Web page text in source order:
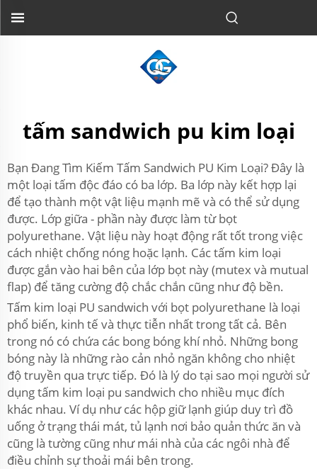
tấm sandwich pu kim loại
Bạn Đang Tìm Kiếm Tấm Sandwich PU Kim Loại? Đây là
một loại tấm độc đáo có ba lớp. Ba lớp này kết hợp lại
để tạo thành một vật liệu mạnh mẽ và có thể sử dụng
được. Lớp giữa - phần này được làm từ bọt
polyurethane. Vật liệu này hoạt động rất tốt trong việc
cách nhiệt chống nóng hoặc lạnh. Các tấm kim loại
được gắn vào hai bên của lớp bọt này (mutex và mutual
flap) để tăng cường độ chắc chắn cũng như độ bền.
Tấm kim loại PU sandwich với bọt polyurethane là loại
phổ biến, kinh tế và thực tiễn nhất trong tất cả. Bên
trong nó có chứa các bong bóng khí nhỏ. Những bong
bóng này là những rào cản nhỏ ngăn không cho nhiệt
độ truyền qua trực tiếp. Đó là lý do tại sao mọi người sử
dụng tấm kim loại pu sandwich cho nhiều mục đích
khác nhau. Ví dụ như các hộp giữ lạnh giúp duy trì đồ
uống ở trạng thái mát, tủ lạnh nơi bảo quản thức ăn và
cũng là tường cũng như mái nhà của các ngôi nhà để
điều chỉnh sự thoải mái bên trong.